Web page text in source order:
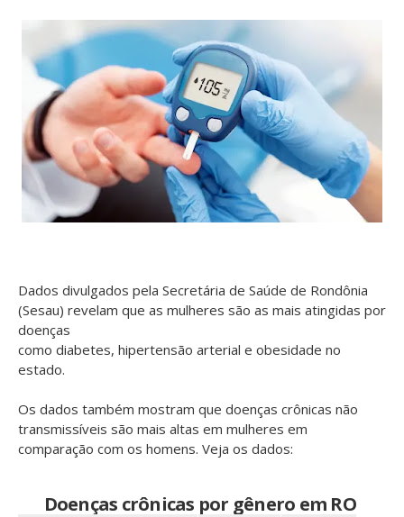
Dados divulgados pela Secretária de Saúde de Rondônia
(Sesau) revelam que as mulheres são as mais atingidas por
doenças
como diabetes, hipertensão arterial e obesidade no
estado.
Os dados também mostram que doenças crônicas não
transmissíveis são mais altas em mulheres em
comparação com os homens. Veja os dados:
Doenças crônicas por gênero em RO